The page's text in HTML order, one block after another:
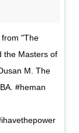
"The
the Masters of
M. The
#heman